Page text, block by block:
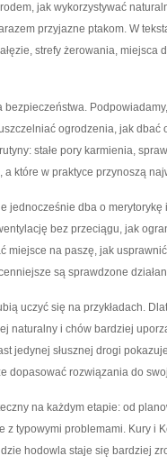
jak wykorzystywać
przyjazne ptakom. W
strefy żerowania, miejsca
ogrodzenia, jak
stałe pory karmienia,
które w praktyce przynoszą
jednocześnie dba o
bez przeciągu, jak
miejsce na paszę, jak
są sprawdzone
uczyć się na przykładach.
naturalny i chów bardziej
jedynej słusznej drogi
dopasować rozwiązania do
na każdym etapie: od
typowymi problemami. Kury i
hodowla staje się bardziej